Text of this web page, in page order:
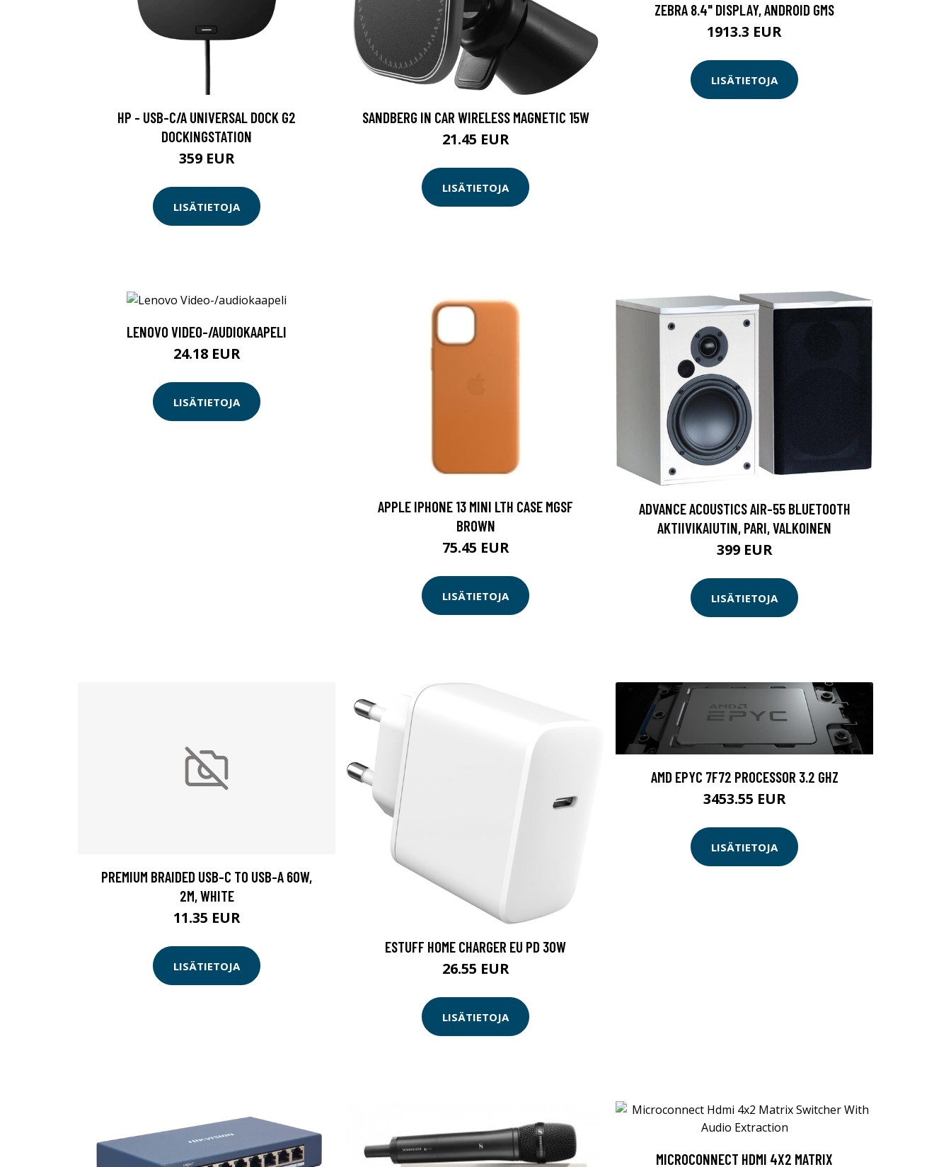
HP - USB-C/A UNIVERSAL DOCK G2
DOCKINGSTATION
359 EUR
LISÄTIETOJA
SANDBERG IN CAR WIRELESS MAGNETIC 15W
21.45 EUR
LISÄTIETOJA
ZEBRA 8.4" DISPLAY, ANDROID GMS
1913.3 EUR
LISÄTIETOJA
LENOVO VIDEO-/AUDIOKAAPELI
24.18 EUR
LISÄTIETOJA
APPLE IPHONE 13 MINI LTH CASE MGSF
BROWN
75.45 EUR
LISÄTIETOJA
ADVANCE ACOUSTICS AIR-55 BLUETOOTH
AKTIIVIKAIUTIN, PARI, VALKOINEN
399 EUR
LISÄTIETOJA
PREMIUM BRAIDED USB-C TO USB-A 60W,
2M, WHITE
11.35 EUR
LISÄTIETOJA
ESTUFF HOME CHARGER EU PD 30W
26.55 EUR
LISÄTIETOJA
AMD EPYC 7F72 PROCESSOR 3.2 GHZ
3453.55 EUR
LISÄTIETOJA
MICROCONNECT HDMI 4X2 MATRIX